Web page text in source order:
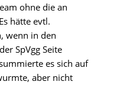
ohne die an
hätte evtl.
wenn in den
SpVgg Seite
es sich auf
aber nicht